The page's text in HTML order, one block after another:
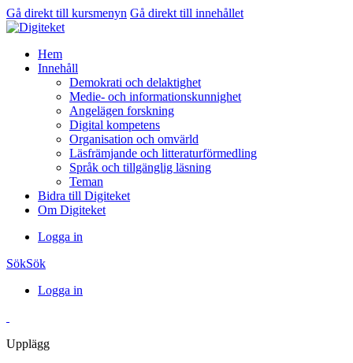
Gå direkt till kursmenyn Gå direkt till innehållet
Hem
Innehåll
Demokrati och delaktighet
Medie- och informationskunnighet
Angelägen forskning
Digital kompetens
Organisation och omvärld
Läsfrämjande och litteraturförmedling
Språk och tillgänglig läsning
Teman
Bidra till Digiteket
Om Digiteket
Logga in
SökSök
Logga in
Upplägg